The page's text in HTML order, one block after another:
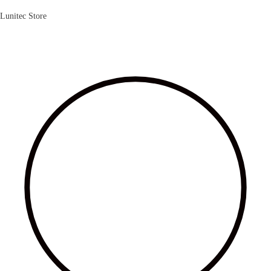
Lunitec Store